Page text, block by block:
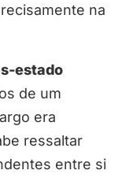
na
estado
de um
era
ressaltar
entre si